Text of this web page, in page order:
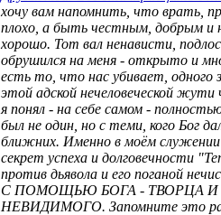
хочу вам напомнить, что врать,
плохо, а быть честным, добрым и
хорошо. Тот вал ненависти,
обрушился на меня - открыто и
есть то, что нас убивает, одного
этой адской нечеловеческой жути
я понял - на себе самом -
был не один, но с теми, кого Бог
ближних. Именно в моём
секрет успеха и долговечности
против дьявола и его поганой
С ПОМОЩЬЮ БОГА - ТВОРЦА
НЕВИДИМОГО. Запомните это раз